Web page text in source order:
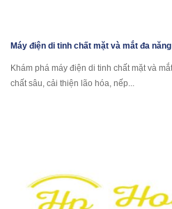
Máy điện di tinh chất mặt và mắt đa
Khám phá máy điện di tinh chất mặt và
chất sâu, cải thiện lão hóa, nếp...